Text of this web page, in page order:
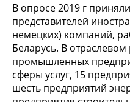
В опросе 2019 г
представителей
немецких) компаний,
Беларусь. В отраслевом
промышленных
сферы услуг, 15
шесть предприятий